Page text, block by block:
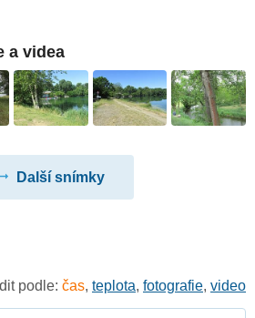
a videa
Další snímky
podle: čas, teplota, fotografie, video